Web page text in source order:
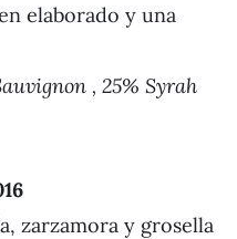
elaborado y una
, 25% Syrah
6
zarzamora y grosella